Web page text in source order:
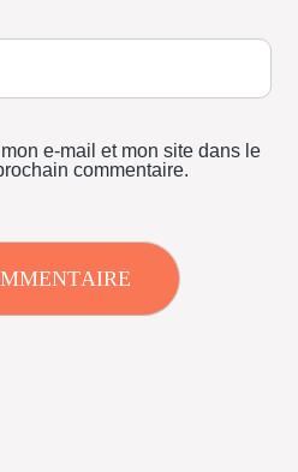
e-mail et mon site dans le
commentaire.